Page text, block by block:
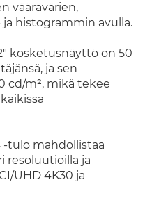
väärävärien,
histogrammin avulla.
kosketusnäyttö on 50
ja sen
cd/m², mikä tekee
-tulo mahdollistaa
resoluutioilla ja
UHD 4K30 ja